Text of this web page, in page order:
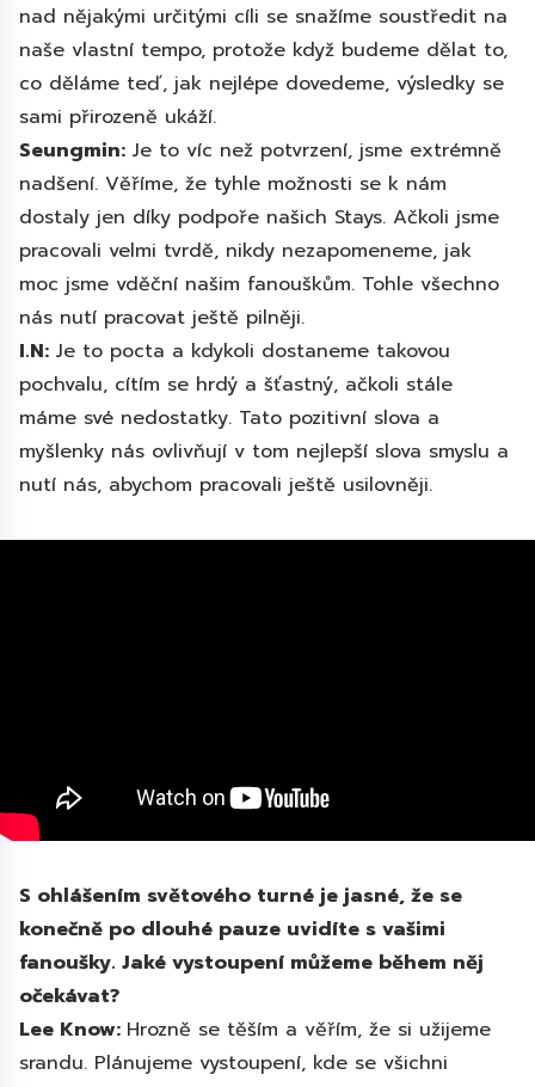
nad nějakými určitými cíli se snažíme soustředit na
naše vlastní tempo, protože když budeme dělat to,
co děláme teď, jak nejlépe dovedeme, výsledky se
sami přirozeně ukáží.
Seungmin: Je to víc než potvrzení, jsme extrémně
nadšení. Věříme, že tyhle možnosti se k nám
dostaly jen díky podpoře našich Stays. Ačkoli jsme
pracovali velmi tvrdě, nikdy nezapomeneme, jak
moc jsme vděční našim fanouškům. Tohle všechno
nás nutí pracovat ještě pilněji.
I.N: Je to pocta a kdykoli dostaneme takovou
pochvalu, cítím se hrdý a šťastný, ačkoli stále
máme své nedostatky. Tato pozitivní slova a
myšlenky nás ovlivňují v tom nejlepší slova smyslu a
nutí nás, abychom pracovali ještě usilovněji.
S ohlášením světového turné je jasné, že se
konečně po dlouhé pauze uvidíte s vašimi
fanoušky. Jaké vystoupení můžeme během něj
očekávat?
Lee Know: Hrozně se těším a věřím, že si užijeme
srandu. Plánujeme vystoupení, kde se všichni